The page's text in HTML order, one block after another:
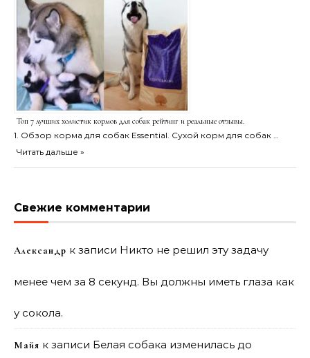
Топ 7 лучших холистик кормов для собак рейтинг и реальные отзывы.
1. Обзор корма для собак Essential. Сухой корм для собак …
Читать дальше »
Свежие комментарии
Александр к записи Никто не решил эту задачу
менее чем за 8 секунд. Вы должны иметь глаза как
у сокола.
Майя к записи Белая собака изменилась до